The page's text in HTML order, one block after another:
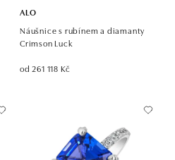
ALO
Náušnice s rubínem a diamanty
Crimson Luck
od 261 118 Kč